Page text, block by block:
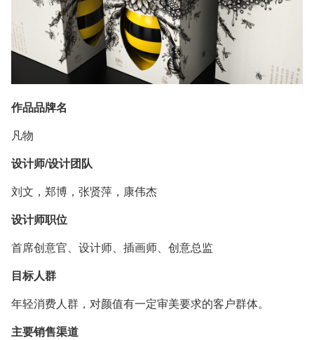
作品品牌名
凡物
设计师/设计团队
刘文，郑博，张贤萍，康伟杰
设计师职位
首席创意官、设计师、插画师、创意总监
目标人群
年轻消费人群，对颜值有一定审美要求的客户群体。
主要销售渠道